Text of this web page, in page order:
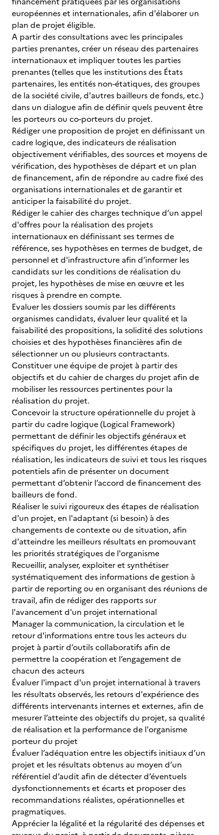
européennes et internationales, afin d'élaborer un
plan de projet éligible.
A partir des consultations avec les principales
parties prenantes, créer un réseau des partenaires
internationaux et impliquer toutes les parties
prenantes (telles que les institutions des États
partenaires, les entités non-étatiques, des groupes
de la société civile, d'autres bailleurs de fonds, etc.)
dans un dialogue afin de définir quels peuvent être
les porteurs ou co-porteurs du projet.
Rédiger une proposition de projet en définissant un
cadre logique, des indicateurs de réalisation
objectivement vérifiables, des sources et moyens de
vérification, des hypothèses de départ et un plan
de financement, afin de répondre au cadre fixé des
organisations internationales et de garantir et
anticiper la faisabilité du projet.
Rédiger le cahier des charges technique d’un appel
d'offres pour la réalisation des projets
internationaux en définissant ses termes de
référence, ses hypothèses en termes de budget, de
personnel et d'infrastructure afin d’informer les
candidats sur les conditions de réalisation du
projet, les hypothèses de mise en œuvre et les
risques à prendre en compte.
Evaluer les dossiers soumis par les différents
organismes candidats, évaluer leur qualité et la
faisabilité des propositions, la solidité des solutions
choisies et des hypothèses financières afin de
sélectionner un ou plusieurs contractants.
Constituer une équipe de projet à partir des
objectifs et du cahier de charges du projet afin de
mobiliser les ressources pertinentes pour la
réalisation du projet.
Concevoir la structure opérationnelle du projet à
partir du cadre logique (Logical Framework)
permettant de définir les objectifs généraux et
spécifiques du projet, les différentes étapes de
réalisation, les indicateurs de suivi et tous les risques
potentiels afin de présenter un document
permettant d’obtenir l’accord de financement des
bailleurs de fond.
Réaliser le suivi rigoureux des étapes de réalisation
d'un projet, en l'adaptant (si besoin) à des
changements de contexte ou de situation, afin
d'atteindre les meilleurs résultats en promouvant
les priorités stratégiques de l'organisme
Recueillir, analyser, exploiter et synthétiser
systématiquement des informations de gestion à
partir de reporting ou en organisant des réunions de
travail, afin de rédiger des rapports sur
l'avancement d'un projet international
Manager la communication, la circulation et le
retour d'informations entre tous les acteurs du
projet à partir d’outils collaboratifs afin de
permettre la coopération et l’engagement de
chacun des acteurs
Évaluer l'impact d'un projet international à travers
les résultats observés, les retours d'expérience des
différents intervenants internes et externes, afin de
mesurer l’atteinte des objectifs du projet, sa qualité
de réalisation et la performance de l'organisme
porteur du projet
Évaluer l’adéquation entre les objectifs initiaux d’un
projet et les résultats obtenus au moyen d’un
référentiel d’audit afin de détecter d’éventuels
dysfonctionnements et écarts et proposer des
recommandations réalistes, opérationnelles et
pragmatiques.
Apprécier la légalité et la régularité des dépenses et